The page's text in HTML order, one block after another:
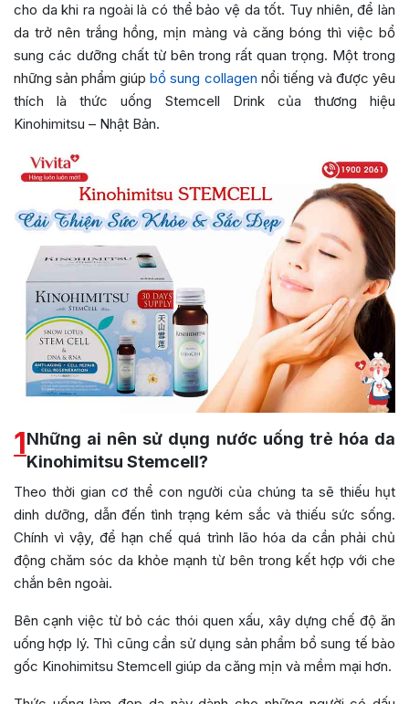
cho da khi ra ngoài là có thể bảo vệ da tốt. Tuy nhiên, để làn
da trở nên trắng hồng, mịn màng và căng bóng thì việc bổ
sung các dưỡng chất từ bên trong rất quan trọng. Một trong
những sản phẩm giúpbổ sung collagen nổi tiếng và được yêu
thích là thức uống Stemcell Drink của thương hiệu
Kinohimitsu – Nhật Bản.
1Những ai nên sử dụng nước uống trẻ hóa da
Kinohimitsu Stemcell?
Theo thời gian cơ thể con người của chúng ta sẽ thiếu hụt
dinh dưỡng, dẫn đến tình trạng kém sắc và thiếu sức sống.
Chính vì vậy, để hạn chế quá trình lão hóa da cần phải chủ
động chăm sóc da khỏe mạnh từ bên trong kết hợp với che
chắn bên ngoài.
Bên cạnh việc từ bỏ các thói quen xấu, xây dựng chế độ ăn
uống hợp lý. Thì cũng cần sử dụng sản phẩm bổ sung tế bào
gốc Kinohimitsu Stemcell giúp da căng mịn và mềm mại hơn.